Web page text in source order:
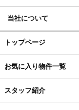
当社について
トップページ
お気に入り物件一覧
スタッフ紹介